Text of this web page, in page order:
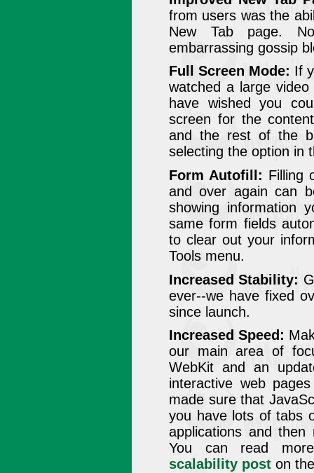
from users was the
New Tab page.
embarrassing gossip
Full Screen Mode: If
watched a large
have wished you
screen for the
and the rest of the
selecting the option in
Form Autofill: Filling
and over again can
showing information
same form fields
to clear out your
Tools menu.
Increased Stability:
ever--we have fixed
since launch.
Increased Speed:
our main area of
WebKit and an
interactive web
made sure that
you have lots of tabs
applications and then
You can read
scalability post on